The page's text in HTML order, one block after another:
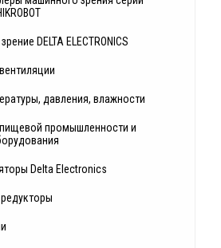
DELTA ELECTRONICS
давления, влажности
промышленности и
Delta Electronics